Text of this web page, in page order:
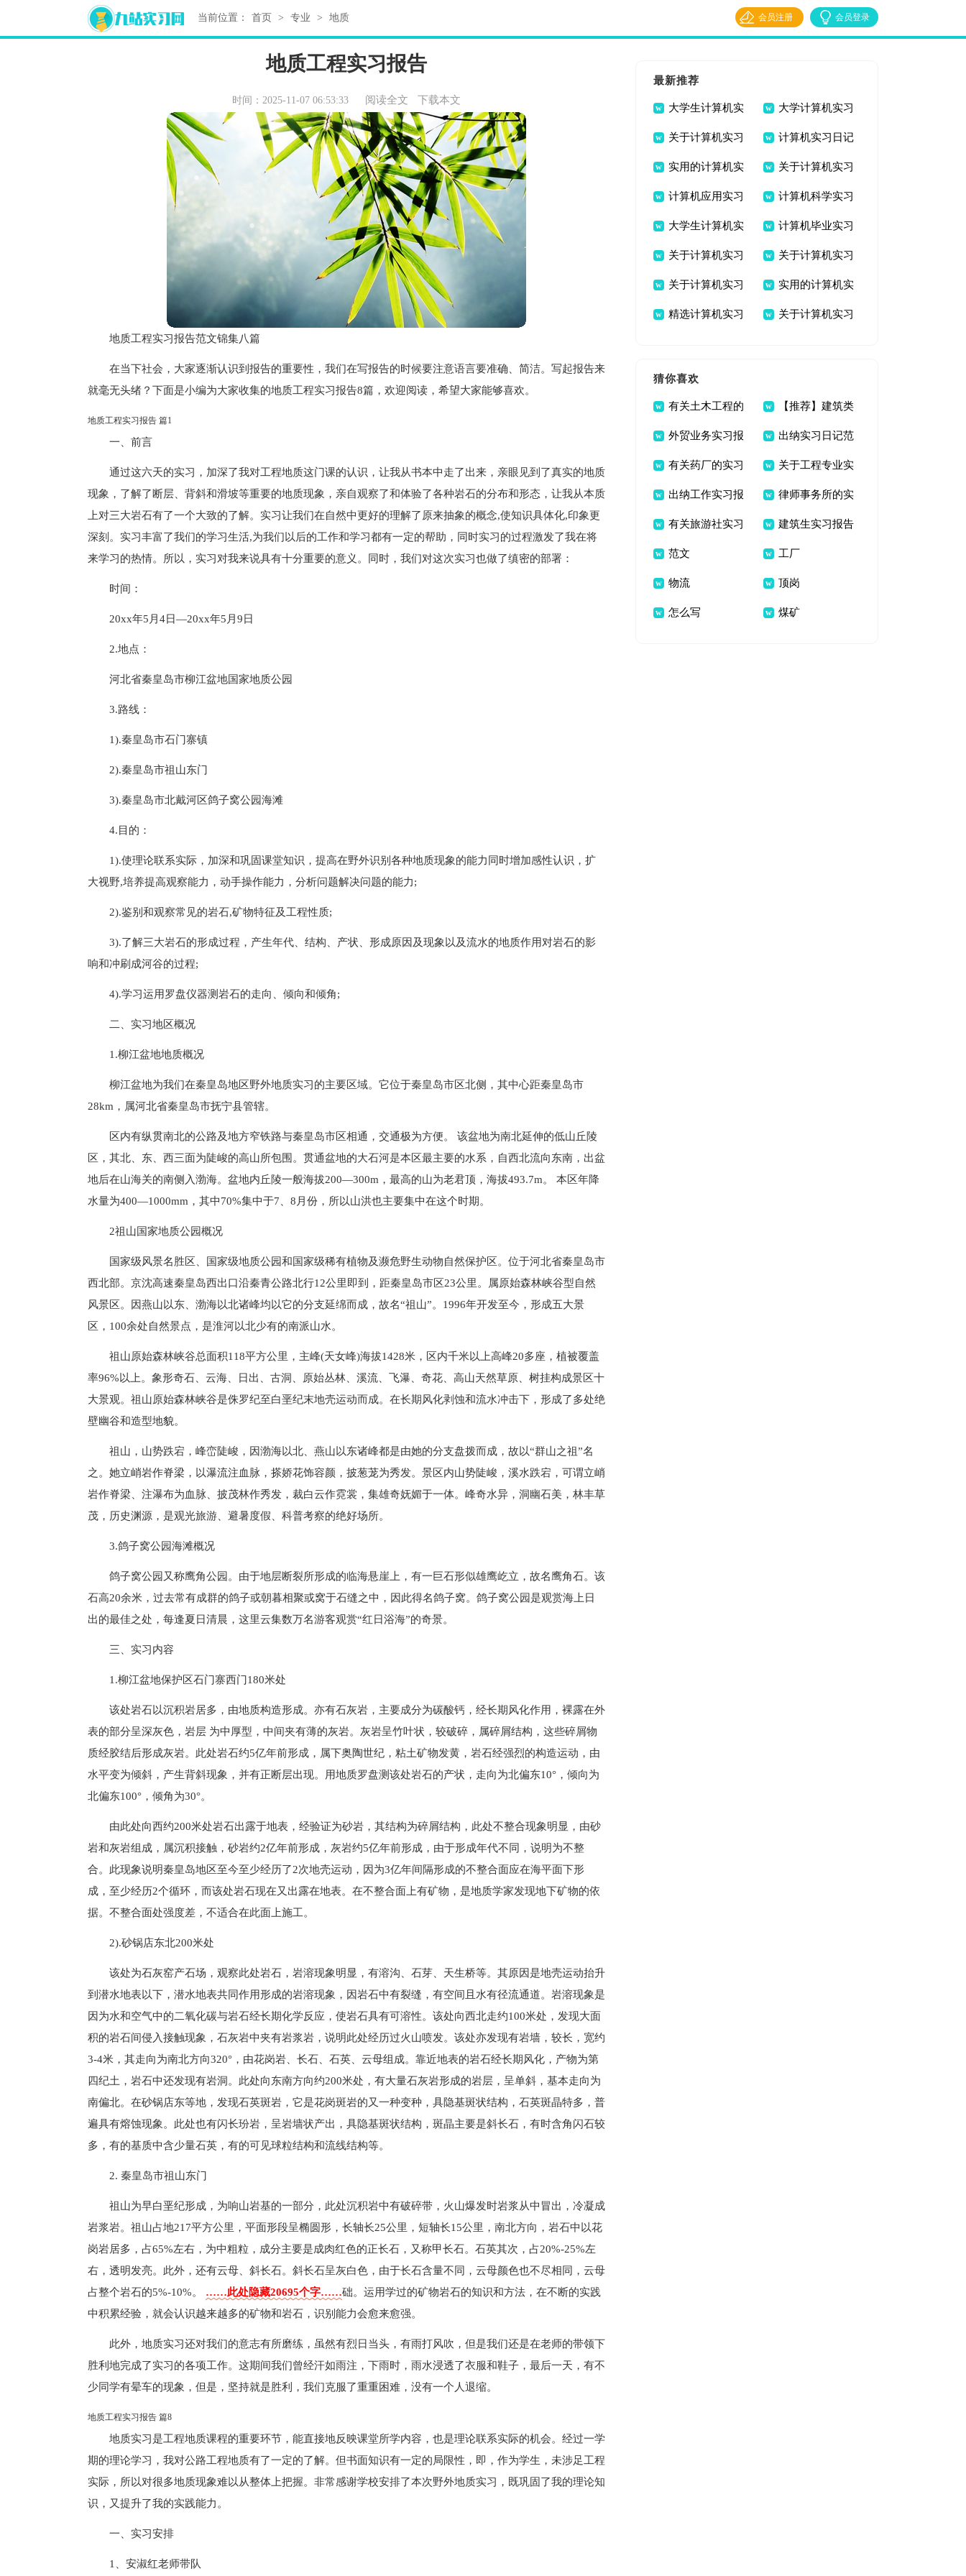
当前位置： 首页 > 专业 > 地质 会员登录
会员注册
地质工程实习报告
时间：2025-11-07 06:53:33 阅读全文 下载本文
地质工程实习报告范文锦集八篇
在当下社会，大家逐渐认识到报告的重要性，我们在写报告的时候要注意语言要准确、简洁。写起报告来
就毫无头绪？下面是小编为大家收集的地质工程实习报告8篇，欢迎阅读，希望大家能够喜欢。
地质工程实习报告 篇1
一、前言
通过这六天的实习，加深了我对工程地质这门课的认识，让我从书本中走了出来，亲眼见到了真实的地质
现象，了解了断层、背斜和滑坡等重要的地质现象，亲自观察了和体验了各种岩石的分布和形态，让我从本质
上对三大岩石有了一个大致的了解。实习让我们在自然中更好的理解了原来抽象的概念,使知识具体化,印象更
深刻。实习丰富了我们的学习生活,为我们以后的工作和学习都有一定的帮助，同时实习的过程激发了我在将
来学习的热情。所以，实习对我来说具有十分重要的意义。同时，我们对这次实习也做了缜密的部署：
时间：
20xx年5月4日—20xx年5月9日
2.地点：
河北省秦皇岛市柳江盆地国家地质公园
3.路线：
1).秦皇岛市石门寨镇
2).秦皇岛市祖山东门
3).秦皇岛市北戴河区鸽子窝公园海滩
4.目的：
1).使理论联系实际，加深和巩固课堂知识，提高在野外识别各种地质现象的能力同时增加感性认识，扩
大视野,培养提高观察能力，动手操作能力，分析问题解决问题的能力;
2).鉴别和观察常见的岩石,矿物特征及工程性质;
3).了解三大岩石的形成过程，产生年代、结构、产状、形成原因及现象以及流水的地质作用对岩石的影
响和冲刷成河谷的过程;
4).学习运用罗盘仪器测岩石的走向、倾向和倾角;
二、实习地区概况
1.柳江盆地地质概况
柳江盆地为我们在秦皇岛地区野外地质实习的主要区域。它位于秦皇岛市区北侧，其中心距秦皇岛市
28km，属河北省秦皇岛市抚宁县管辖。
区内有纵贯南北的公路及地方窄铁路与秦皇岛市区相通，交通极为方便。 该盆地为南北延伸的低山丘陵
区，其北、东、西三面为陡峻的高山所包围。贯通盆地的大石河是本区最主要的水系，自西北流向东南，出盆
地后在山海关的南侧入渤海。盆地内丘陵一般海拔200—300m，最高的山为老君顶，海拔493.7m。 本区年降
水量为400—1000mm，其中70%集中于7、8月份，所以山洪也主要集中在这个时期。
2祖山国家地质公园概况
国家级风景名胜区、国家级地质公园和国家级稀有植物及濒危野生动物自然保护区。位于河北省秦皇岛市
西北部。京沈高速秦皇岛西出口沿秦青公路北行12公里即到，距秦皇岛市区23公里。属原始森林峡谷型自然
风景区。因燕山以东、渤海以北诸峰均以它的分支延绵而成，故名“祖山”。1996年开发至今，形成五大景
区，100余处自然景点，是淮河以北少有的南派山水。
祖山原始森林峡谷总面积118平方公里，主峰(天女峰)海拔1428米，区内千米以上高峰20多座，植被覆盖
率96%以上。象形奇石、云海、日出、古洞、原始丛林、溪流、飞瀑、奇花、高山天然草原、树挂构成景区十
大景观。祖山原始森林峡谷是侏罗纪至白垩纪末地壳运动而成。在长期风化剥蚀和流水冲击下，形成了多处绝
壁幽谷和造型地貌。
祖山，山势跌宕，峰峦陡峻，因渤海以北、燕山以东诸峰都是由她的分支盘拨而成，故以“群山之祖”名
之。她立峭岩作脊梁，以瀑流注血脉，搽娇花饰容颜，披葱茏为秀发。景区内山势陡峻，溪水跌宕，可谓立峭
岩作脊梁、注瀑布为血脉、披茂林作秀发，裁白云作霓裳，集雄奇妩媚于一体。峰奇水异，洞幽石美，林丰草
茂，历史渊源，是观光旅游、避暑度假、科普考察的绝好场所。
3.鸽子窝公园海滩概况
鸽子窝公园又称鹰角公园。由于地层断裂所形成的临海悬崖上，有一巨石形似雄鹰屹立，故名鹰角石。该
石高20余米，过去常有成群的鸽子或朝暮相聚或窝于石缝之中，因此得名鸽子窝。鸽子窝公园是观赏海上日
出的最佳之处，每逢夏日清晨，这里云集数万名游客观赏“红日浴海”的奇景。
三、实习内容
1.柳江盆地保护区石门寨西门180米处
该处岩石以沉积岩居多，由地质构造形成。亦有石灰岩，主要成分为碳酸钙，经长期风化作用，裸露在外
表的部分呈深灰色，岩层 为中厚型，中间夹有薄的灰岩。灰岩呈竹叶状，较破碎，属碎屑结构，这些碎屑物
质经胶结后形成灰岩。此处岩石约5亿年前形成，属下奥陶世纪，粘土矿物发黄，岩石经强烈的构造运动，由
水平变为倾斜，产生背斜现象，并有正断层出现。用地质罗盘测该处岩石的产状，走向为北偏东10°，倾向为
北偏东100°，倾角为30°。
由此处向西约200米处岩石出露于地表，经验证为砂岩，其结构为碎屑结构，此处不整合现象明显，由砂
岩和灰岩组成，属沉积接触，砂岩约2亿年前形成，灰岩约5亿年前形成，由于形成年代不同，说明为不整
合。此现象说明秦皇岛地区至今至少经历了2次地壳运动，因为3亿年间隔形成的不整合面应在海平面下形
成，至少经历2个循环，而该处岩石现在又出露在地表。在不整合面上有矿物，是地质学家发现地下矿物的依
据。不整合面处强度差，不适合在此面上施工。
2).砂锅店东北200米处
该处为石灰窑产石场，观察此处岩石，岩溶现象明显，有溶沟、石芽、天生桥等。其原因是地壳运动抬升
到潜水地表以下，潜水地表共同作用形成的岩溶现象，因岩石中有裂缝，有空间且水有径流通道。岩溶现象是
因为水和空气中的二氧化碳与岩石经长期化学反应，使岩石具有可溶性。该处向西北走约100米处，发现大面
积的岩石间侵入接触现象，石灰岩中夹有岩浆岩，说明此处经历过火山喷发。该处亦发现有岩墙，较长，宽约
3-4米，其走向为南北方向320°，由花岗岩、长石、石英、云母组成。靠近地表的岩石经长期风化，产物为第
四纪土，岩石中还发现有岩洞。此处向东南方向约200米处，有大量石灰岩形成的岩层，呈单斜，基本走向为
南偏北。在砂锅店东等地，发现石英斑岩，它是花岗斑岩的又一种变种，具隐基斑状结构，石英斑晶特多，普
遍具有熔蚀现象。此处也有闪长玢岩，呈岩墙状产出，具隐基斑状结构，斑晶主要是斜长石，有时含角闪石较
多，有的基质中含少量石英，有的可见球粒结构和流线结构等。
2. 秦皇岛市祖山东门
祖山为早白垩纪形成，为响山岩基的一部分，此处沉积岩中有破碎带，火山爆发时岩浆从中冒出，冷凝成
岩浆岩。祖山占地217平方公里，平面形段呈椭圆形，长轴长25公里，短轴长15公里，南北方向，岩石中以花
岗岩居多，占65%左右，为中粗粒，成分主要是成肉红色的正长石，又称甲长石。石英其次，占20%-25%左
右，透明发亮。此外，还有云母、斜长石。斜长石呈灰白色，由于长石含量不同，云母颜色也不尽相同，云母
占整个岩石的5%-10%。 ……此处隐藏20695个字……础。运用学过的矿物岩石的知识和方法，在不断的实践
中积累经验，就会认识越来越多的矿物和岩石，识别能力会愈来愈强。
此外，地质实习还对我们的意志有所磨练，虽然有烈日当头，有雨打风吹，但是我们还是在老师的带领下
胜利地完成了实习的各项工作。这期间我们曾经汗如雨注，下雨时，雨水浸透了衣服和鞋子，最后一天，有不
少同学有晕车的现象，但是，坚持就是胜利，我们克服了重重困难，没有一个人退缩。
地质工程实习报告 篇8
地质实习是工程地质课程的重要环节，能直接地反映课堂所学内容，也是理论联系实际的机会。经过一学
期的理论学习，我对公路工程地质有了一定的了解。但书面知识有一定的局限性，即，作为学生，未涉足工程
实际，所以对很多地质现象难以从整体上把握。非常感谢学校安排了本次野外地质实习，既巩固了我的理论知
识，又提升了我的实践能力。
一、实习安排
1、安淑红老师带队
最新推荐
大学生计算机实
习报告八篇
大学计算机实习
报告集合八篇
关于计算机实习
日记锦集7篇
计算机实习日记
范文集锦7篇
实用的计算机实
习报告范文集合5篇
关于计算机实习
日记锦集九篇
计算机应用实习
报告汇总6篇
计算机科学实习
报告合集八篇
大学生计算机实
习报告7篇
计算机毕业实习
报告汇编五篇
关于计算机实习
报告合集九篇
关于计算机实习
报告范文合集十篇
关于计算机实习
日记范文汇总7篇
实用的计算机实
习报告范文集合六篇
精选计算机实习 关于计算机实习
猜你喜欢
有关土木工程的
实习报告锦集八篇
【推荐】建筑类
实习报告模板合集九
篇
外贸业务实习报
告锦集八篇
出纳实习日记范
文汇编七篇
有关药厂的实习
报告模板集锦8篇
关于工程专业实
习报告模板
出纳工作实习报
告
律师事务所的实
习报告范文合集六篇
有关旅游社实习
报告锦集七篇
建筑生实习报告
范文九篇
范文 工厂
物流 顶岗
怎么写 煤矿